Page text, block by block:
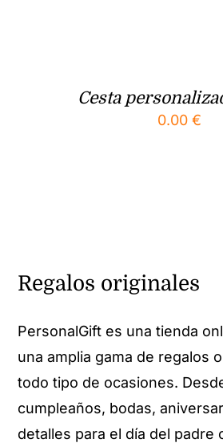
Cesta
0.00 €
Regalos originales
PersonalGift es una tienda
una amplia gama de regalos
todo tipo de ocasiones.
cumpleaños, bodas,
detalles para el día del padre